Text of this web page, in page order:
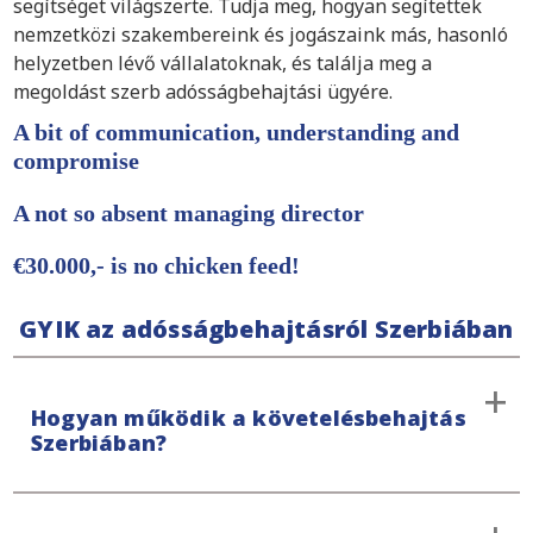
segítséget világszerte. Tudja meg, hogyan segítettek
nemzetközi szakembereink és jogászaink más, hasonló
helyzetben lévő vállalatoknak, és találja meg a
megoldást szerb adósságbehajtási ügyére.
A bit of communication, understanding and
compromise
A not so absent managing director
€30.000,- is no chicken feed!
GYIK az adósságbehajtásról Szerbiában
Hogyan működik a követelésbehajtás
Szerbiában?
A követelésbehajtás Szerbiában mindig a bíróságon